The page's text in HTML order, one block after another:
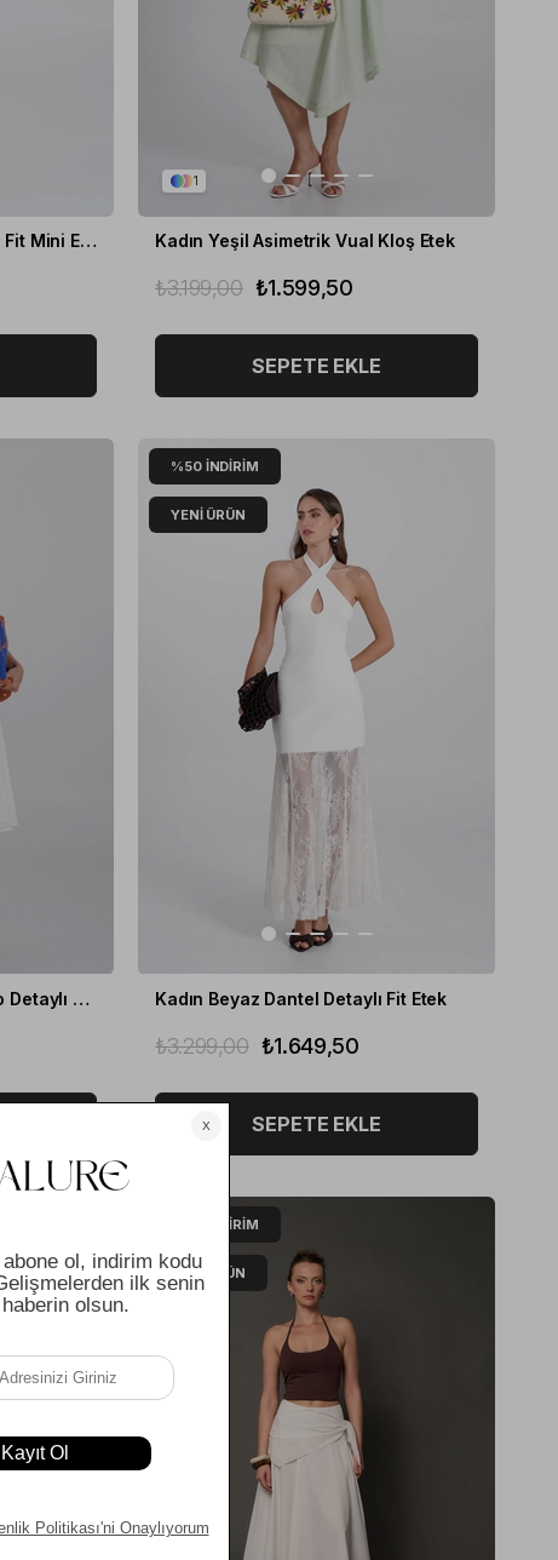
Kadın Beyaz Dantel Detaylı Fit Mini Elbise
1
Kadın Yeşil Asimetrik Vual Kloş Etek
₺1.599,50
₺3.199,00
SEPETE EKLE
Kadın Beyaz Asimetrik Fisto Detaylı Maxi Elbise Kadın Beyaz Dantel Detaylı Fit Etek
₺1.649,50
₺3.299,00
SEPETE EKLE
%50 İNDIRIM
YENI ÜRÜN
İNDIRIM
YENI ÜRÜN